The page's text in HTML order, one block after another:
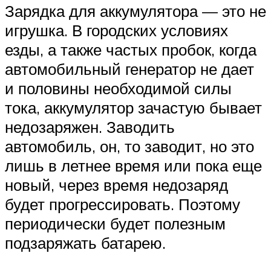
Зарядка для аккумулятора — это не
игрушка. В городских условиях
езды, а также частых пробок, когда
автомобильный генератор не дает
и половины необходимой силы
тока, аккумулятор зачастую бывает
недозаряжен. Заводить
автомобиль, он, то заводит, но это
лишь в летнее время или пока еще
новый, через время недозаряд
будет прогрессировать. Поэтому
периодически будет полезным
подзаряжать батарею.